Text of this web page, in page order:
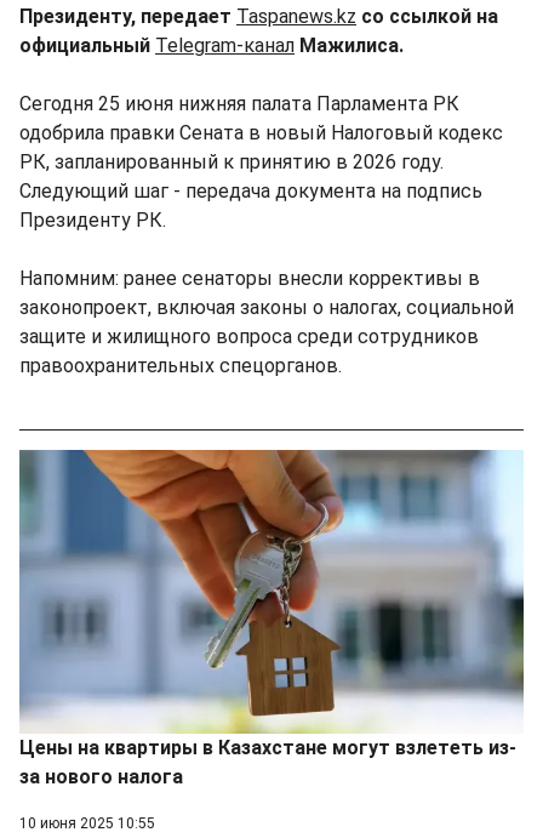
Президенту, передает Taspanews.kz cо ссылкой на
официальный Telegram-канал Мажилиса.
Сегодня 25 июня нижняя палата Парламента РК
одобрила правки Сената в новый Налоговый кодекс
РК, запланированный к принятию в 2026 году.
Следующий шаг - передача документа на подпись
Президенту РК.
Напомним: ранее сенаторы внесли коррективы в
законопроект, включая законы о налогах, социальной
защите и жилищного вопроса среди сотрудников
правоохранительных спецорганов.
Цены на квартиры в Казахстане могут взлететь из-
за нового налога
10 июня 2025 10:55